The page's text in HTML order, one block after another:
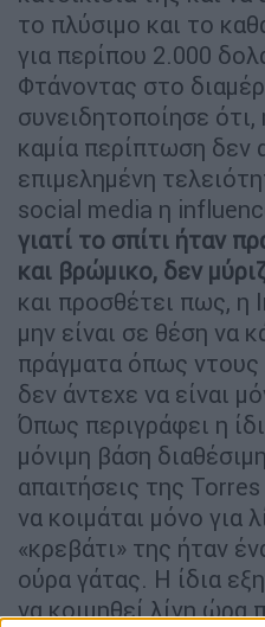
το πλύσιμο και το
για περίπου 2.000
Φτάνοντας στο
συνειδητοποίησε
καμία περίπτωση δεν
επιμελημένη
social media η
γιατί το σπίτι ήταν
και βρώμικο, δεν
και προσθέτει πως, η
μην είναι σε θέση να
πράγματα όπως
δεν άντεχε να είναι
Όπως περιγράφει η
μόνιμη βάση
απαιτήσεις της
να κοιμάται μόνο για
«κρεβάτι» της ήταν
ούρα γάτας. Η ίδια
να κοιμηθεί λίγη ώρα